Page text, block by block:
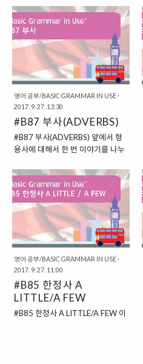
상급은 이렇게 여러 개 중에서 "가
장 ~한 것"을 가리키는 데 사용하는
표현이랍니다. 여러 사람이 있는데,
그중에서 가장 나이가 많은 사람을
두고 "최고령..
한 번 살펴보았습니다. 이번에는 계
속해서 비교급에 대해서 조금 더 자
세히 살펴보도록 하지요. 비교급은
앞에서처럼, 이렇게 "-ER" 혹은
"MORE"을 붙여서 만들어 볼 수 있
는데요. 무언가를 비교한다는 것은
주로 몇 가지를 놓고 비교하는 경우
가 잦습니다. 최소한 비교 대상이 2
개는 되어야 할 것이지요. 그래서
"A는 B보다 비싸다." 혹은 "A는 B보
다 크다."와 같이 두 가지 대상을 놓
고 이야기하는 경우가 잦을 것입니
B" = A는 B 보다 더 ~하다. 그래서
이렇게 "A는 B보다 더 ~하다"는 표
현을 영어로 이렇게 "A IS MORE
OOO THAN B"와 같이 사용할 수
있답니다. ..
영어 공부/BASIC GRAMMAR IN USE·
2017. 9. 27. 13:30
#B87 부사(ADVERBS)
#B87 부사(ADVERBS) 앞에서 형
용사에 대해서 한 번 이야기를 나누
대해서 한 번 이야기를 해볼 것입니
다. 형용사가 "명사"를 꾸며주는 용
도로 사용되는 문장 성분이라고 한
다면, "부사"의 경우에는 "동사"를
꾸며주는 문장 성분이라고 보면 될
것입니다. 물론, "동사" 이외의 것들
을 꾸며주기도 하는데요. 우선
"BASIC GRAMMAR IN USE"에서
는 초급 내용이기에, 다른 부분들은
조금 생략해두고, 중요한 부분에 대
해서 먼저 살펴보도록 하지요. # 동
사는 동사를 꾸며주는 문장 성분이
영어 공부/BASIC GRAMMAR IN USE·
2017. 9. 27. 11:00
#B85 한정사 A
LITTLE/A FEW
#B85 한정사 A LITTLE/A FEW 이